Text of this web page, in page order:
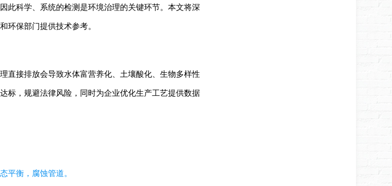
此科学、系统的检测是环境治理的关键环节。本文将深
环保部门提供技术参考。
直接排放会导致水体富营养化、土壤酸化、生物多样性
标，规避法律风险，同时为企业优化生产工艺提供数据
平衡，腐蚀管道。